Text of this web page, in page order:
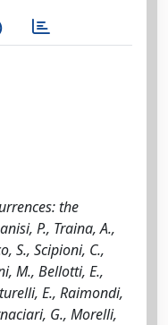
the
P., Traina, A.,
S., Scipioni, C.,
M., Bellotti, E.,
E., Raimondi,
G., Morelli,